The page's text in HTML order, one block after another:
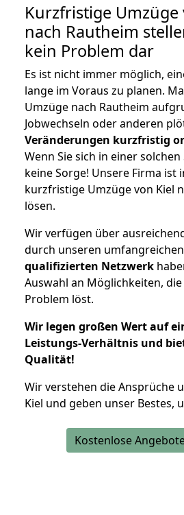
Kurzfristige Umzüge
nach Rautheim
kein Problem dar
Es ist nicht immer möglich,
lange im Voraus zu planen.
Umzüge nach Rautheim
Jobwechseln oder anderen
Veränderungen kurzfristig
Wenn Sie sich in einer
keine Sorge! Unsere Firma ist
kurzfristige Umzüge von Kiel
lösen.
Wir verfügen über
durch unseren
qualifizierten Netzwerk
Auswahl an Möglichkeiten,
Problem löst.
Wir legen großen Wert auf
Leistungs-Verhältnis und
Qualität!
Wir verstehen die Ansprüche
Kiel und geben unser Bestes,
Kostenlose